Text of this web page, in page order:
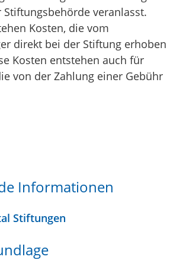
veranlasst.
Kosten, die vom
direkt bei der Stiftung erhoben
Kosten entstehen auch für
von der Zahlung einer Gebühr
Informationen
Stiftungen